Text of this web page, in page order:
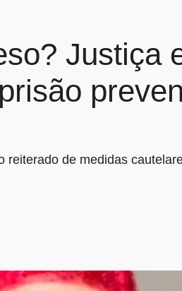
Justiça
reiterado de medidas